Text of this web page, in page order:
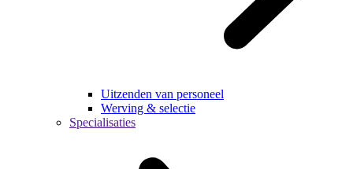
Uitzenden van personeel
Werving & selectie
Specialisaties